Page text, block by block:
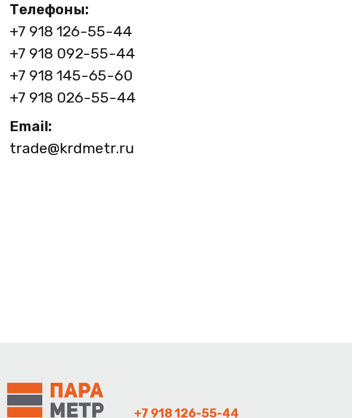
Телефоны:
+7 918 126-55-44
+7 918 092-55-44
+7 918 145-65-60
+7 918 026-55-44
Email:
trade@krdmetr.ru
+7 918 126-55-44